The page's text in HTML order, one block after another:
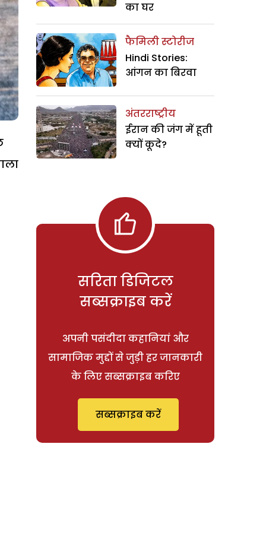
का घर
फैमिली स्टोरीज
Hindi Stories:
आंगन का बिरवा
अंतरराष्ट्रीय
ईरान की जंग में हूती
क्यों कूदे?
सरिता डिजिटल
सब्सक्राइब करें
अपनी पसंदीदा कहानियां और
सामाजिक मुद्दों से जुड़ी हर जानकारी
के लिए सब्सक्राइब करिए
सब्सक्राइब करें